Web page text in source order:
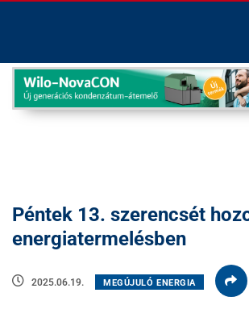
Péntek 13. szerencsét
energiatermelésben
2025.06.19. MEGÚJULÓ ENERGIA